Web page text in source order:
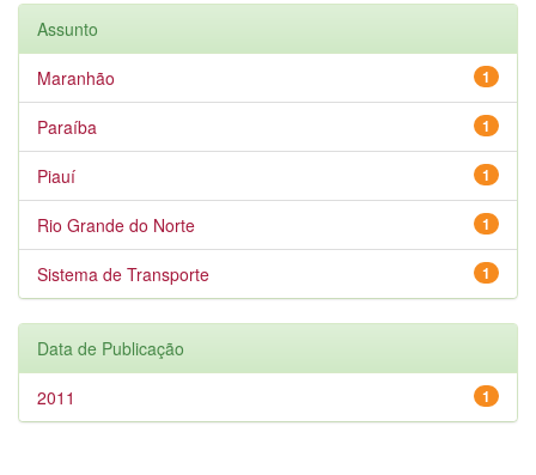
Assunto
1
Maranhão
1
Paraíba
1
Piauí
1
Rio Grande do Norte
1
Sistema de Transporte
Data de Publicação
1
2011